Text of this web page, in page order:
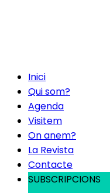
Inici
Qui som?
Agenda
Visitem
On anem?
La Revista
Contacte
SUBSCRIPCIONS